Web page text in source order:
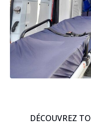
DÉCOUVREZ